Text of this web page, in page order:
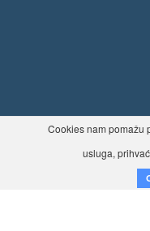
Cookies nam pomažu
usluga,